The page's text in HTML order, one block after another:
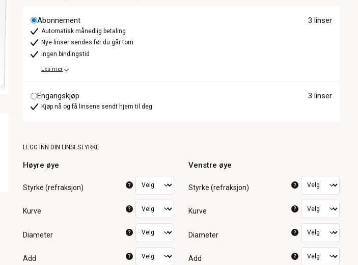
Abonnement 3 linser
Automatisk månedlig betaling
Nye linser sendes før du går tom
Ingen bindingstid
Les mer
Engangskjøp 3 linser
Kjøp nå og få linsene sendt hjem til deg
LEGG INN DIN LINSESTYRKE:
Høyre øye
Styrke (refraksjon) ?
Kurve ?
Diameter ?
Add ?
Venstre øye
Styrke (refraksjon) ?
Kurve ?
Diameter ?
Add ?